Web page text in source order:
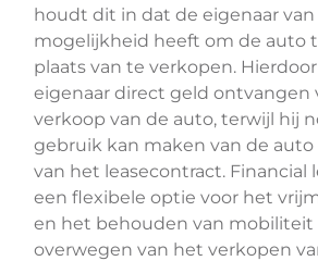
houdt dit in dat de eigenaar
mogelijkheid heeft om de auto
plaats van te verkopen.
eigenaar direct geld ontvangen
verkoop van de auto, terwijl hij
gebruik kan maken van de
van het leasecontract. Financial
een flexibele optie voor het
en het behouden van mobiliteit
overwegen van het verkopen